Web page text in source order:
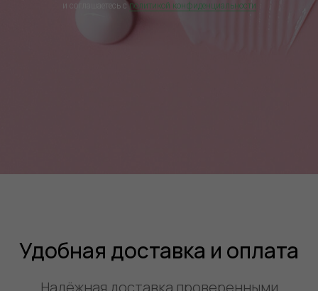
и соглашаетесь cполитикой конфиденциальности
Удобная доставка и оплата
Надёжная доставка проверенными